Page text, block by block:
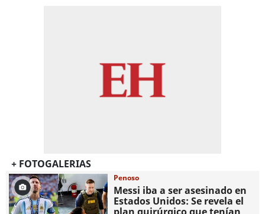
+ FOTOGALERIAS
Penoso
Messi iba a ser asesinado en
Estados Unidos: Se revela el